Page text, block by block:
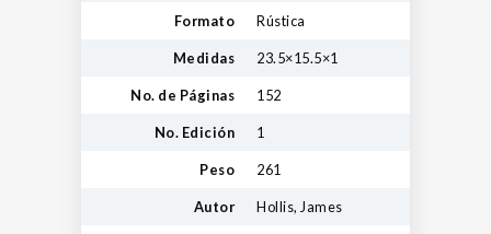
Formato Rústica
Medidas 23.5×15.5×1
No. de Páginas 152
No. Edición 1
Peso 261
Autor Hollis, James